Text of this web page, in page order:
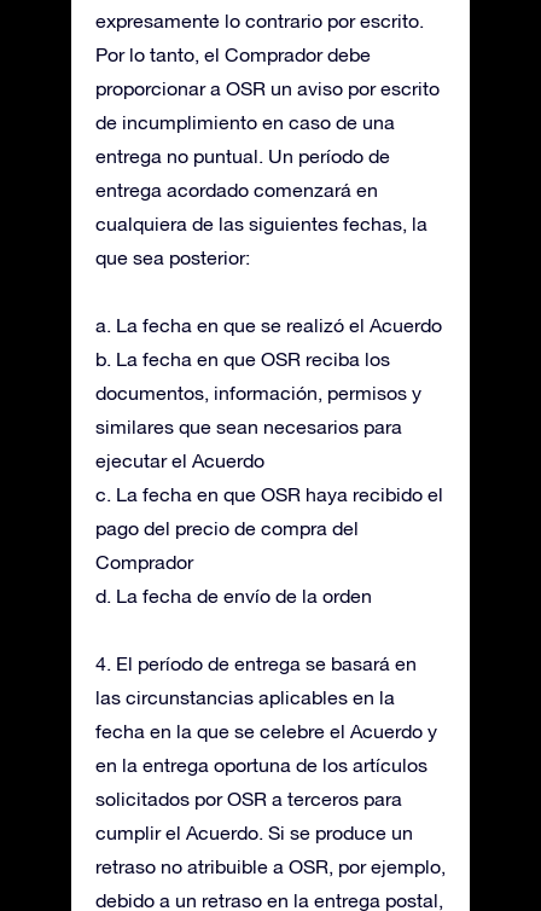
expresamente lo contrario por escrito.
Por lo tanto, el Comprador debe
proporcionar a OSR un aviso por escrito
de incumplimiento en caso de una
entrega no puntual. Un período de
entrega acordado comenzará en
cualquiera de las siguientes fechas, la
que sea posterior:
a. La fecha en que se realizó el Acuerdo
b. La fecha en que OSR reciba los
documentos, información, permisos y
similares que sean necesarios para
ejecutar el Acuerdo
c. La fecha en que OSR haya recibido el
pago del precio de compra del
Comprador
d. La fecha de envío de la orden
4. El período de entrega se basará en
las circunstancias aplicables en la
fecha en la que se celebre el Acuerdo y
en la entrega oportuna de los artículos
solicitados por OSR a terceros para
cumplir el Acuerdo. Si se produce un
retraso no atribuible a OSR, por ejemplo,
debido a un retraso en la entrega postal,